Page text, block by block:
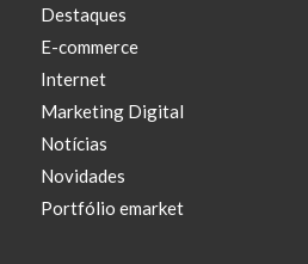
Destaques
E-commerce
Internet
Marketing Digital
Notícias
Novidades
Portfólio emarket